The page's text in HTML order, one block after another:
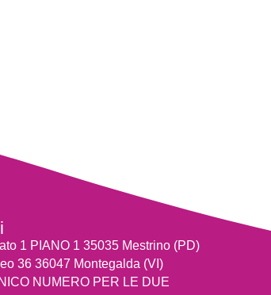
1 PIANO 1 35035 Mestrino (PD)
36 36047 Montegalda (VI)
NUMERO PER LE DUE